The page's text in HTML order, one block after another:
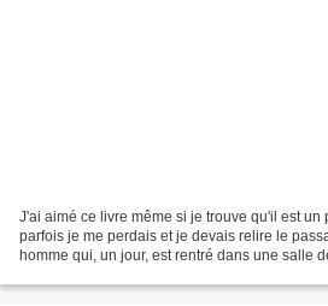
J'ai aimé ce livre même si je trouve qu'il est un
parfois je me perdais et je devais relire le
homme qui, un jour, est rentré dans une salle